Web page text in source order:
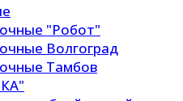
"Робот"
Волгоград
Тамбов